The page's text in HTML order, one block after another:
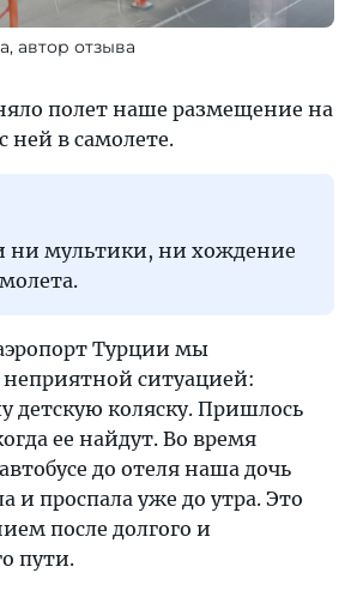
автор отзыва
полет наше размещение на
ней в самолете.
ни мультики, ни хождение
Турции мы
неприятной ситуацией:
детскую коляску. Пришлось
ее найдут. Во время
до отеля наша дочь
и проспала уже до утра. Это
после долгого и
пути.